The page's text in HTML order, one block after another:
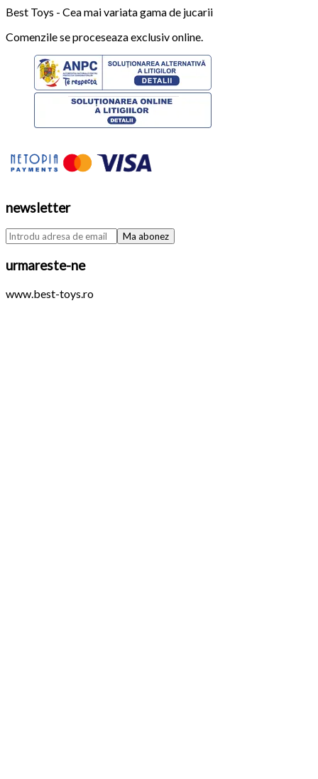
Best Toys - Cea mai variata gama de jucarii
Comenzile se proceseaza exclusiv online.
newsletter
urmareste-ne
www.best-toys.ro